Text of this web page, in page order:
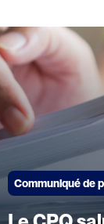
Communiqué de